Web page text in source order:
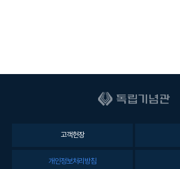
고객헌장
개인정보처리방침